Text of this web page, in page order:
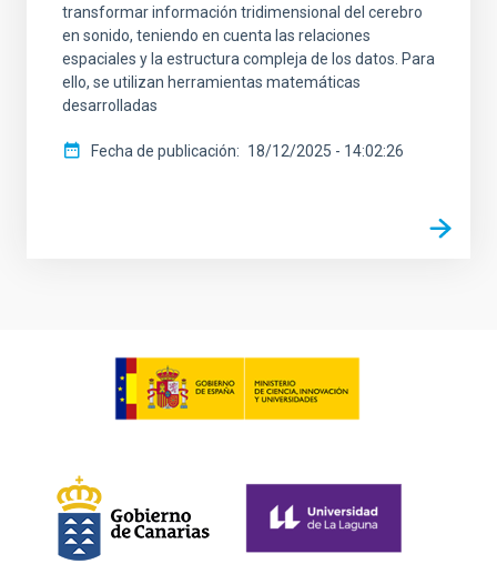
transformar información tridimensional del cerebro
en sonido, teniendo en cuenta las relaciones
espaciales y la estructura compleja de los datos. Para
ello, se utilizan herramientas matemáticas
desarrolladas
Fecha de publicación 18/12/2025 - 14:02:26